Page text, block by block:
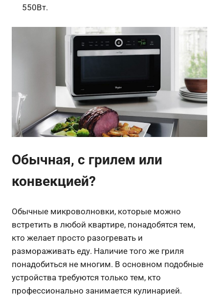
550Вт.
Обычная, с грилем или
конвекцией?
Обычные микроволновки, которые можно
встретить в любой квартире, понадобятся тем,
кто желает просто разогревать и
размораживать еду. Наличие того же гриля
понадобиться не многим. В основном подобные
устройства требуются только тем, кто
профессионально занимается кулинарией.